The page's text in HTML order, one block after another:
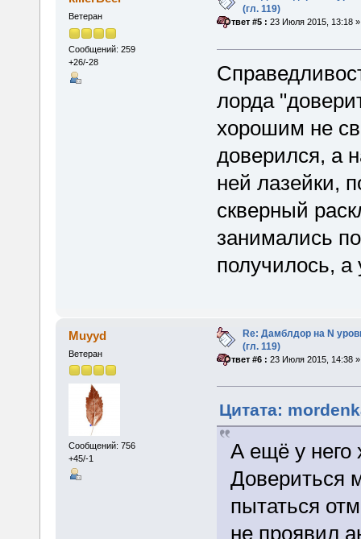
Ветеран
Сообщений: 259
+26/-28
(гл. 119)
«Ответ #5 : 23 Июля 2015, 13:18 »
лорда
хорошим не
доверился, а
ней лазейки,
скверный
занимались
получилось, а
Muyyd
Ветеран
Сообщений: 756
+45/-1
Re: Дамблдор на N
(гл. 119)
«Ответ #6 : 23 Июля 2015, 14:38 »
Цитата:
А ещё у него
Довериться
пытаться
не проявил